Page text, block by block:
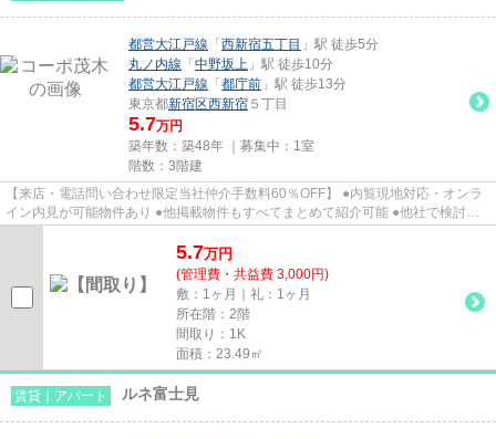
都営大江戸線 「 西新宿五丁目 」駅 徒歩5分
丸ノ内線 「 中野坂上 」駅 徒歩10分
都営大江戸線 「 都庁前 」駅 徒歩13分
東京都新宿区西新宿 ５丁目
5.7万円
築年数：築48年 ｜募集中： 1室
階数：3階建
【来店・電話問い合わせ限定当社仲介手数料60％OFF】 ●内覧現地対応・オンラ
イン内見が可能物件あり ●他掲載物件もすべてまとめて紹介可能 ●他社で検討
5.7万円
(管理費・共益費 3,000円)
敷：1ヶ月｜礼：1ヶ月
所在階：2階
間取り：1K
面積：23.49㎡
賃貸｜アパート ルネ富士見